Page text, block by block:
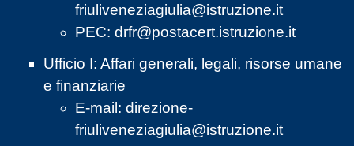
friuliveneziagiulia@istruzione.it
PEC: drfr@postacert.istruzione.it
Ufficio I: Affari generali, legali, risorse umane
e finanziarie
E-mail: direzione-
friuliveneziagiulia@istruzione.it